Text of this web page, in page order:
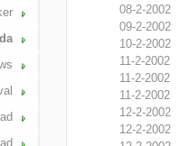
08-2-2002
09-2-2002
10-2-2002
11-2-2002
11-2-2002
11-2-2002
12-2-2002
12-2-2002